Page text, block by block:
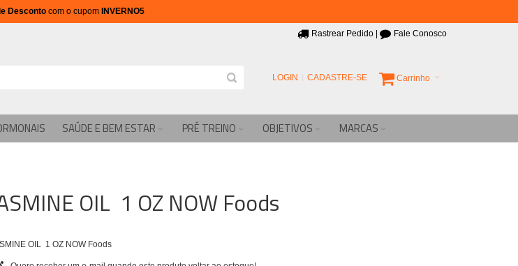
Desconto com o cupom INVERNO5
Rastrear Pedido Fale Conosco
Carrinho
LOGIN CADASTRE-SE
SAÚDE E BEM ESTAR PRÉ TREINO OBJETIVOS MARCAS
OIL 1 OZ NOW Foods
OIL 1 OZ NOW Foods